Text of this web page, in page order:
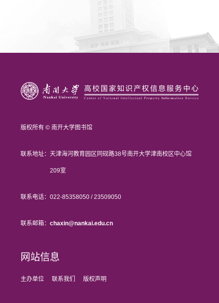
版权所有 © 南开大学图书馆
联系地址： 天津海河教育园区同砚路38号南开大学津南校区中心馆
209室
联系电话： 022-85358050 / 23509050
联系邮箱： chaxin@nankai.edu.cn
网站信息
主办单位 联系我们 版权声明